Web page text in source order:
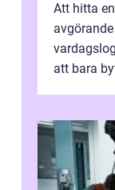
Att hitta
att bara